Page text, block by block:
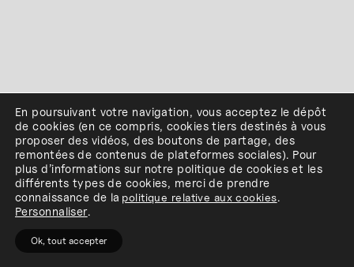
En poursuivant votre navigation, vous acceptez le dépôt
de cookies (en ce compris, cookiestiers destinés à vous
proposer des vidéos, des boutons de partage, des
remontées de contenus de plateformes sociales). Pour
plus d’informations sur notre politique de cookies et les
différents types de cookies, merci de prendre
connaissance de la politique relative aux cookies.
Personnaliser.
Ok, tout accepter